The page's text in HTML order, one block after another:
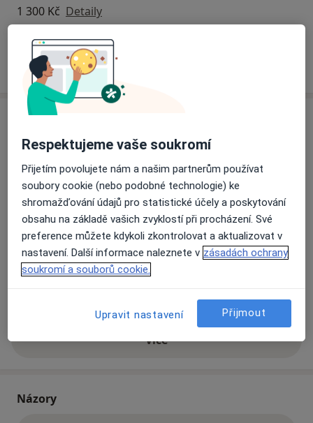
1 300 Kč Detaily
Jak fungují ceny?
Adresa
Mgr. David Danel - Psychologické
poradenství a terapie
Smetanovo náměstí 979/2, Praha 4,Ostrava
Přiblížit mapuse otevře v nové záložce
Dostupnost
Na této adrese online kalendář není aktivní
Víceo adrese
Názory
Respektujeme vaše soukromí
Přijetím povolujete nám a našim partnerům používat
soubory cookie (nebo podobné technologie) ke
shromažďování údajů pro statistické účely a poskytování
obsahu na základě vašich zvyklostí při procházení. Své
preference můžete kdykoli zkontrolovat a aktualizovat v
nastavení. Další informace naleznete v zásadách ochrany
soukromí a souborů cookie.
Upravit nastavení Přijmout